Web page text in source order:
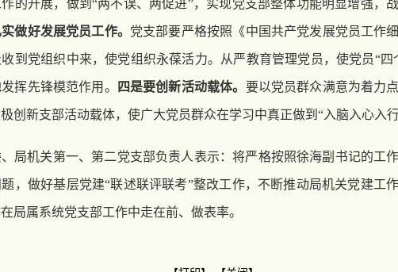
的开展，做到“两不误、两促进”，实现党支部整体功能明显增强，
做好发展党员工作。 党支部要严格按照《中国共产党发展党员工作
到党组织中来，使党组织永葆活力。从严教育管理党员，使党员“四
挥先锋模范作用。 四是要创新活动载体。 要以党员群众满意为着力
创新支部活动载体，使广大党员群众在学习中真正做到“入脑入心入行
局机关第一、第二党支部负责人表示：将严格按照徐海副书记的工
，做好基层党建“联述联评联考”整改工作，不断推动局机关党建工
局属系统党支部工作中走在前、做表率。